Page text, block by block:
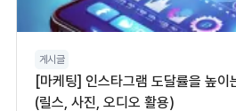
게시글
[마케팅] 인스타그램 도달률을 높이
(릴스, 사진, 오디오 활용)